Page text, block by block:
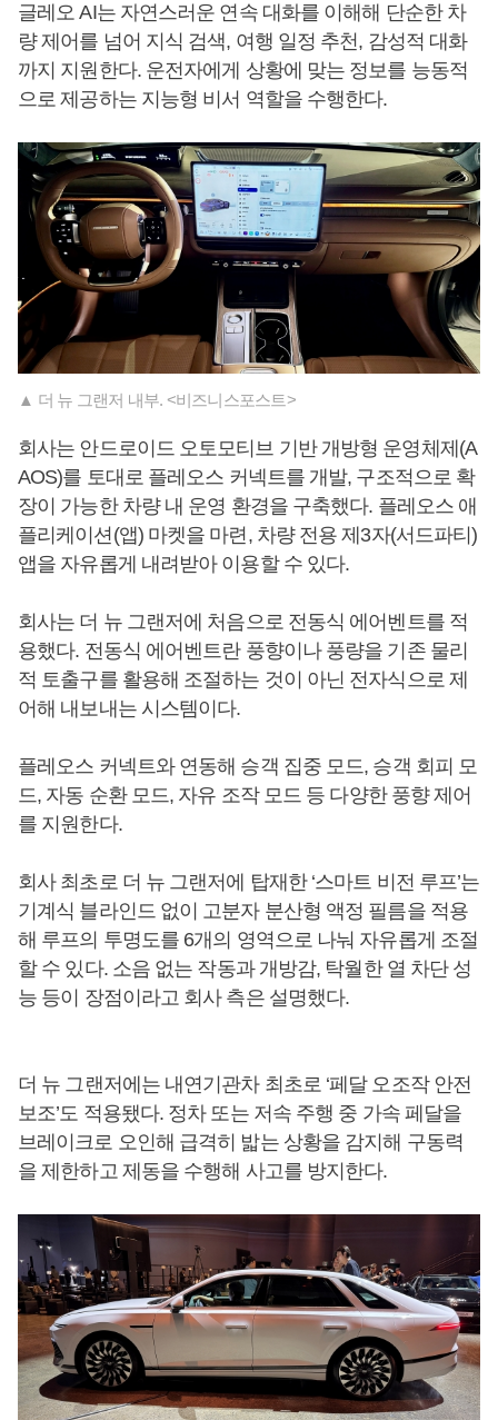
글레오 AI는 자연스러운 연속 대화를 이해해 단순한 차
량 제어를 넘어 지식 검색, 여행 일정 추천, 감성적 대화
까지 지원한다. 운전자에게 상황에 맞는 정보를 능동적
으로 제공하는 지능형 비서 역할을 수행한다.
▲ 더 뉴 그랜저 내부. <비즈니스포스트>
회사는 안드로이드 오토모티브 기반 개방형 운영체제(A
AOS)를 토대로 플레오스 커넥트를 개발, 구조적으로 확
장이 가능한 차량 내 운영 환경을 구축했다. 플레오스 애
플리케이션(앱) 마켓을 마련, 차량 전용 제3자(서드파티)
앱을 자유롭게 내려받아 이용할 수 있다.
회사는 더 뉴 그랜저에 처음으로 전동식 에어벤트를 적
용했다. 전동식 에어벤트란 풍향이나 풍량을 기존 물리
적 토출구를 활용해 조절하는 것이 아닌 전자식으로 제
어해 내보내는 시스템이다.
플레오스 커넥트와 연동해 승객 집중 모드, 승객 회피 모
드, 자동 순환 모드, 자유 조작 모드 등 다양한 풍향 제어
를 지원한다.
회사 최초로 더 뉴 그랜저에 탑재한 ‘스마트 비전 루프’는
기계식 블라인드 없이 고분자 분산형 액정 필름을 적용
해 루프의 투명도를 6개의 영역으로 나눠 자유롭게 조절
할 수 있다. 소음 없는 작동과 개방감, 탁월한 열 차단 성
능 등이 장점이라고 회사 측은 설명했다.
더 뉴 그랜저에는 내연기관차 최초로 ‘페달 오조작 안전
보조’도 적용됐다. 정차 또는 저속 주행 중 가속 페달을
브레이크로 오인해 급격히 밟는 상황을 감지해 구동력
을 제한하고 제동을 수행해 사고를 방지한다.